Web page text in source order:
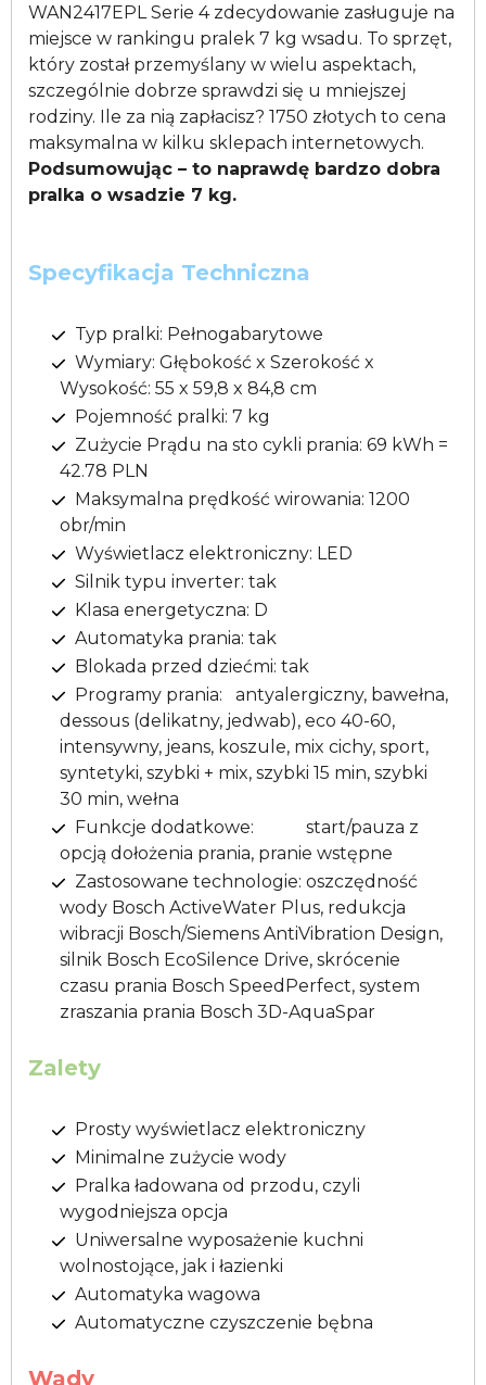
WAN2417EPL Serie 4 zdecydowanie zasługuje na
miejsce w rankingu pralek 7 kg wsadu. To sprzęt,
który został przemyślany w wielu aspektach,
szczególnie dobrze sprawdzi się u mniejszej
rodziny. Ile za nią zapłacisz? 1750 złotych to cena
maksymalna w kilku sklepach internetowych.
Podsumowując – to naprawdę bardzo dobra
pralka o wsadzie 7 kg.
Specyfikacja Techniczna
Typ pralki: Pełnogabarytowe
Wymiary: Głębokość x Szerokość x
Wysokość: 55 x 59,8 x 84,8 cm
Pojemność pralki: 7 kg
Zużycie Prądu na sto cykli prania: 69 kWh =
42.78 PLN
Maksymalna prędkość wirowania: 1200
obr/min
Wyświetlacz elektroniczny: LED
Silnik typu inverter: tak
Klasa energetyczna: D
Automatyka prania: tak
Blokada przed dziećmi: tak
Programy prania: antyalergiczny, bawełna,
dessous (delikatny, jedwab), eco 40-60,
intensywny, jeans, koszule, mix cichy, sport,
syntetyki, szybki + mix, szybki 15 min, szybki
30 min, wełna
Funkcje dodatkowe: start/pauza z
opcją dołożenia prania, pranie wstępne
Zastosowane technologie: oszczędność
wody Bosch ActiveWater Plus, redukcja
wibracji Bosch/Siemens AntiVibration Design,
silnik Bosch EcoSilence Drive, skrócenie
czasu prania Bosch SpeedPerfect, system
zraszania prania Bosch 3D-AquaSpar
Zalety
Prosty wyświetlacz elektroniczny
Minimalne zużycie wody
Pralka ładowana od przodu, czyli
wygodniejsza opcja
Uniwersalne wyposażenie kuchni
wolnostojące, jak i łazienki
Automatyka wagowa
Automatyczne czyszczenie bębna
Wady